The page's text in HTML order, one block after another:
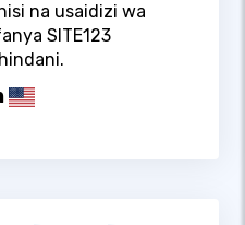
na usaidizi wa
SITE123